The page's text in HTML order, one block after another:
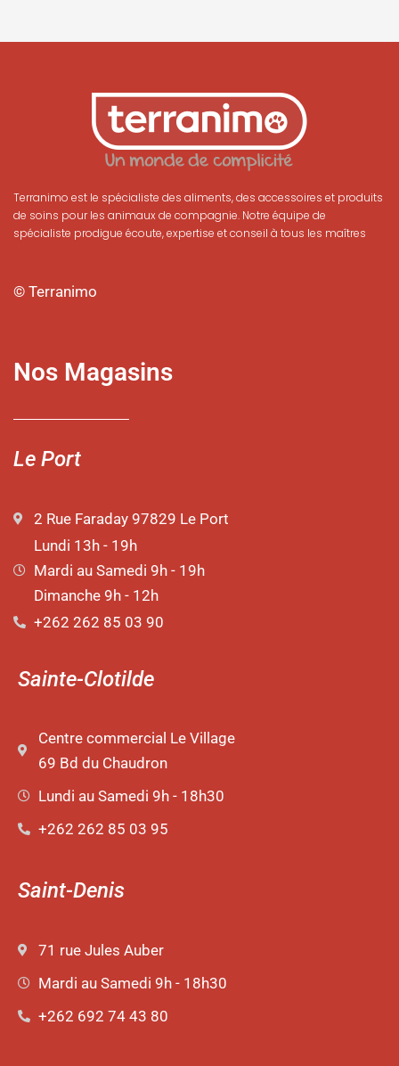
Terranimo est le spécialiste des aliments, des accessoires et produits
de soins pour les animaux de compagnie. Notre équipe de
spécialiste prodigue écoute, expertise et conseil à tous les maîtres
© Terranimo
Nos Magasins
Le Port
2 Rue Faraday 97829 Le Port
Lundi 13h - 19h
Mardi au Samedi 9h - 19h
Dimanche 9h - 12h
+262 262 85 03 90
Sainte-Clotilde
Centre commercial Le Village
69 Bd du Chaudron
Lundi au Samedi 9h - 18h30
+262 262 85 03 95
Saint-Denis
71 rue Jules Auber
Mardi au Samedi 9h - 18h30
+262 692 74 43 80